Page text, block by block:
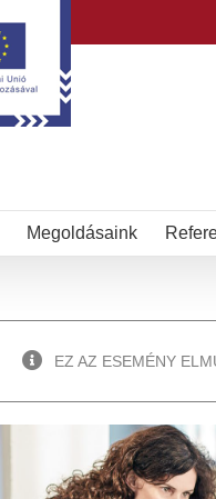
Megoldásaink
EZ AZ ESEMÉNY